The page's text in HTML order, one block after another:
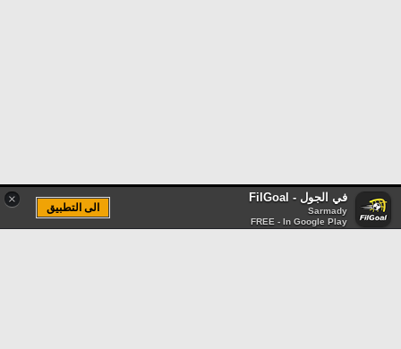
× في الجول - FilGoal
Sarmady
FREE - In Google Play
الى التطبيق